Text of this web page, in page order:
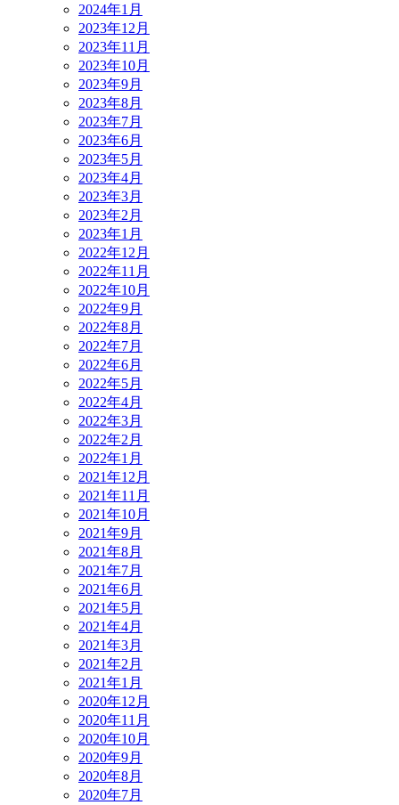
2024年1月
2023年12月
2023年11月
2023年10月
2023年9月
2023年8月
2023年7月
2023年6月
2023年5月
2023年4月
2023年3月
2023年2月
2023年1月
2022年12月
2022年11月
2022年10月
2022年9月
2022年8月
2022年7月
2022年6月
2022年5月
2022年4月
2022年3月
2022年2月
2022年1月
2021年12月
2021年11月
2021年10月
2021年9月
2021年8月
2021年7月
2021年6月
2021年5月
2021年4月
2021年3月
2021年2月
2021年1月
2020年12月
2020年11月
2020年10月
2020年9月
2020年8月
2020年7月